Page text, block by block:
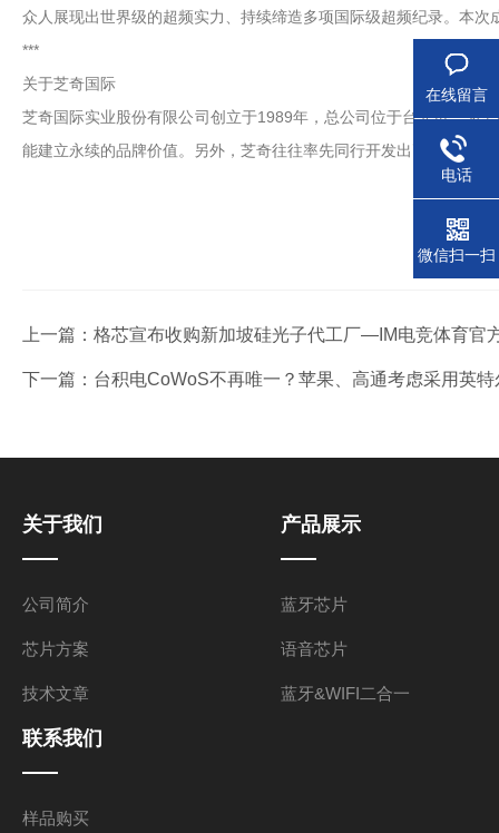
众人展现出世界级的超频实力、持续缔造多项国际级超频纪录。本
***
关于芝奇国际
芝奇国际实业股份有限公司创立于1989年，总公司位于台北市，为
能建立永续的品牌价值。另外，芝奇往往率先同行开发出高规格产
上一篇： 格芯宣布收购新加坡硅光子代工厂—IM电竞体育官
下一篇： 台积电CoWoS不再唯一？苹果、高通考虑采用英
关于我们
公司简介
芯片方案
技术文章
产品展示
蓝牙芯片
语音芯片
蓝牙&WIFI二合一
联系我们
样品购买
在线留言
电话
微信扫一扫